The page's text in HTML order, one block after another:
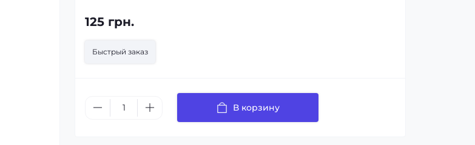
125 грн.
Быстрый заказ
В корзину